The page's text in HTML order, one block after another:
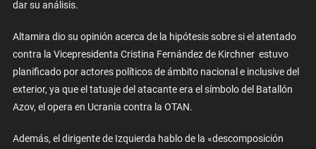
dar su análisis.
Altamira dio su opinión acerca de la hipótesis sobre si el atentado
contra la Vicepresidenta Cristina Fernández de Kirchner estuvo
planificado por actores políticos de ámbito nacional e inclusive del
exterior, ya que el tatuaje del atacante era el símbolo del Batallón
Azov, el opera en Ucrania contra la OTAN.
Además, el dirigente de Izquierda hablo de la «descomposición